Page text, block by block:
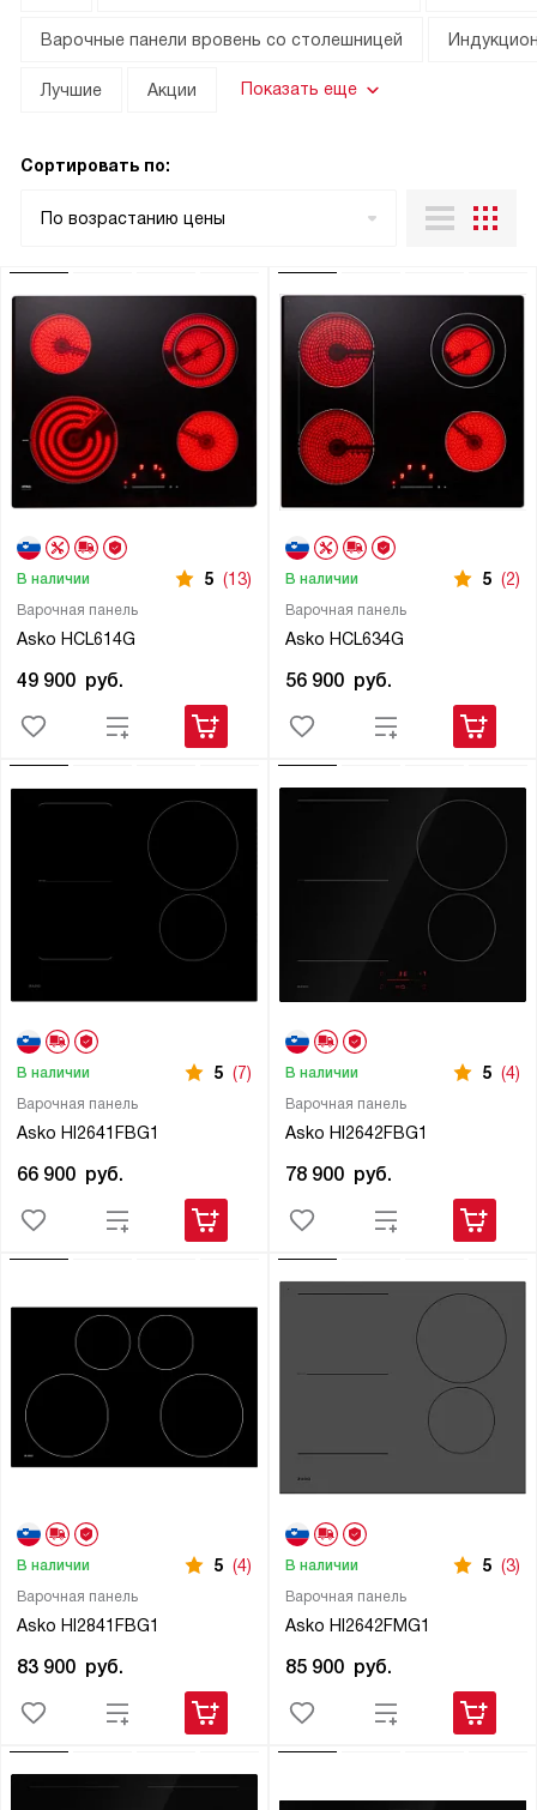
Варочные панели вровень со столешницей
Лучшие Акции Показать еще
Сортировать по:
По возрастанию цены
Варочная панель
Asko HCL614G
В наличии 5 (13)
49 900 руб.
Варочная панель
Asko HCL634G
В наличии 5 (2)
56 900 руб.
Варочная панель
Asko HI2641FBG1
В наличии 5 (7)
66 900 руб.
Варочная панель
Asko HI2642FBG1
В наличии 5 (4)
78 900 руб.
Варочная панель
Asko HI2841FBG1
В наличии 5 (4)
83 900 руб.
Варочная панель
Asko HI2642FMG1
В наличии 5 (3)
85 900 руб.